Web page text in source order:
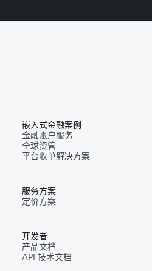
嵌入式金融案例
金融账户服务
全球资管
平台收单解决方案
服务方案
定价方案
开发者
产品文档
API 技术文档